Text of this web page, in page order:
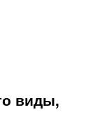
виды,